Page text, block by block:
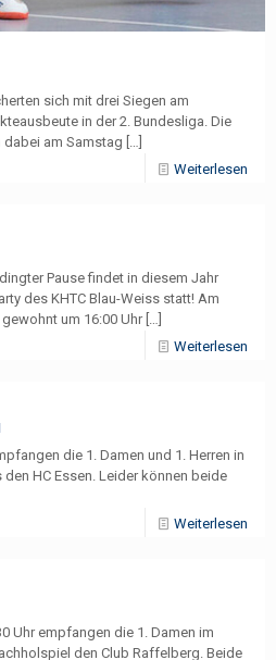
sich mit drei Siegen am
in der 2. Bundesliga. Die
am Samstag […]
Weiterlesen
Pause findet in diesem Jahr
des KHTC Blau-Weiss statt! Am
um 16:00 Uhr[…]
Weiterlesen
die 1. Damen und 1. Herren in
HC Essen. Leider können beide
Weiterlesen
Uhr empfangen die 1. Damen im
den Club Raffelberg. Beide